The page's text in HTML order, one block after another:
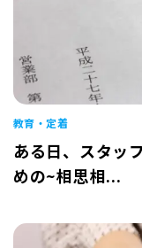
教育・定着
ある日、スタッ
めの~相思相...